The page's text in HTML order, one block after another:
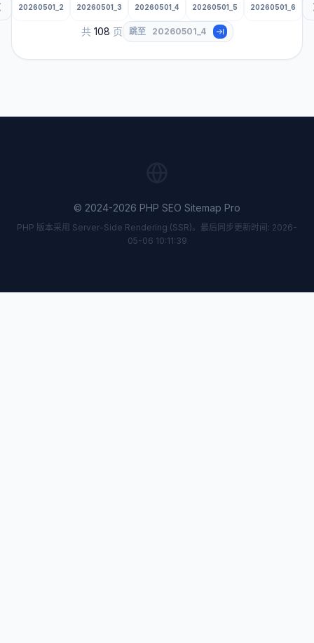
20260501_2 20260501_3 20260501_4 20260501_5 20260501_6
共 108 页 跳至
© 2024-2026 PHP SEO Sitemap Pro
PHP 版本采用 Server-Side Rendering (SSR)。最后同步更新时间: 2026-
05-06 10:11:39